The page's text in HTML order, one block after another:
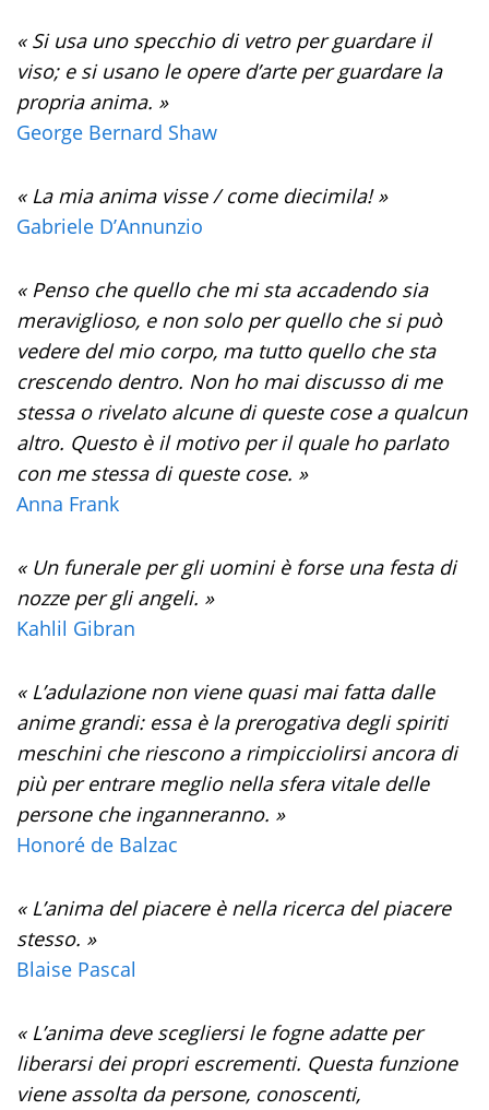
« Si usa uno specchio di vetro per guardare il
viso; e si usano le opere d’arte per guardare la
propria anima. »
George Bernard Shaw
« La mia anima visse / come diecimila! »
Gabriele D’Annunzio
« Penso che quello che mi sta accadendo sia
meraviglioso, e non solo per quello che si può
vedere del mio corpo, ma tutto quello che sta
crescendo dentro. Non ho mai discusso di me
stessa o rivelato alcune di queste cose a qualcun
altro. Questo è il motivo per il quale ho parlato
con me stessa di queste cose. »
Anna Frank
« Un funerale per gli uomini è forse una festa di
nozze per gli angeli. »
Kahlil Gibran
« L’adulazione non viene quasi mai fatta dalle
anime grandi: essa è la prerogativa degli spiriti
meschini che riescono a rimpicciolirsi ancora di
più per entrare meglio nella sfera vitale delle
persone che inganneranno. »
Honoré de Balzac
« L’anima del piacere è nella ricerca del piacere
stesso. »
Blaise Pascal
« L’anima deve scegliersi le fogne adatte per
liberarsi dei propri escrementi. Questa funzione
viene assolta da persone, conoscenti,